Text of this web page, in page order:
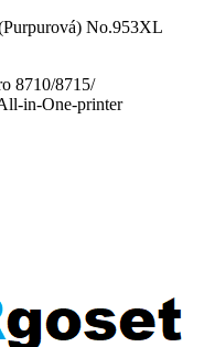
No.953XL
8710/8715/
in-One-printer